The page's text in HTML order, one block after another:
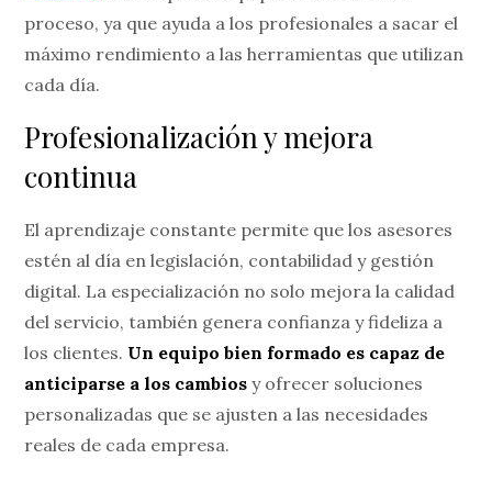
proceso, ya que ayuda a los profesionales a sacar el
máximo rendimiento a las herramientas que utilizan
cada día.
Profesionalización y mejora
continua
El aprendizaje constante permite que los asesores
estén al día en legislación, contabilidad y gestión
digital. La especialización no solo mejora la calidad
del servicio, también genera confianza y fideliza a
los clientes. Un equipo bien formado es capaz de
anticiparse a los cambios y ofrecer soluciones
personalizadas que se ajusten a las necesidades
reales de cada empresa.